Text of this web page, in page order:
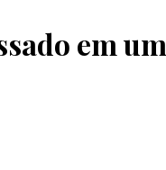
em